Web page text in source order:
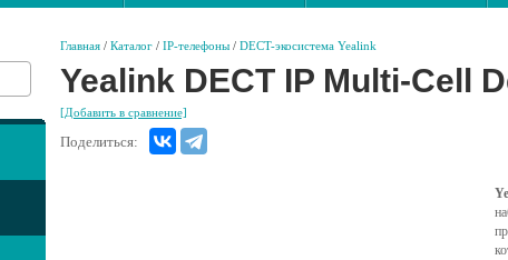
Главная / Каталог / IP-телефоны / DECT-экосистема Yealink
Yealink DECT IP Multi-Cell
[Добавить в сравнение]
Поделиться: